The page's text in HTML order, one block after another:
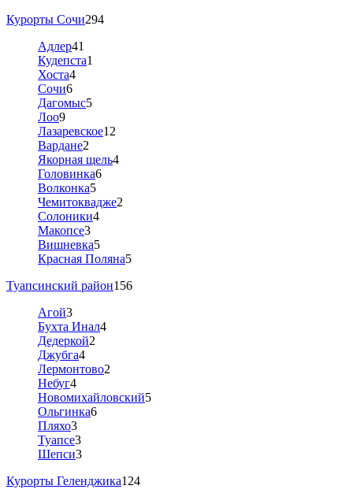
Курорты Сочи294
Адлер41
Кудепста1
Хоста4
Сочи6
Дагомыс5
Лоо9
Лазаревское12
Вардане2
Якорная щель4
Головинка6
Волконка5
Чемитоквадже2
Солоники4
Макопсе3
Вишневка5
Красная Поляна5
Туапсинский район156
Агой3
Бухта Инал4
Дедеркой2
Джубга4
Лермонтово2
Небуг4
Новомихайловский5
Ольгинка6
Пляхо3
Туапсе3
Шепси3
Курорты Геленджика124